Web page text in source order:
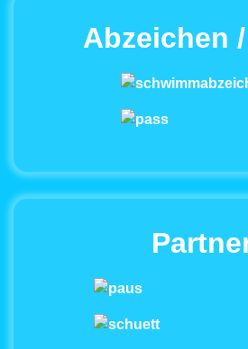
Abzeichen